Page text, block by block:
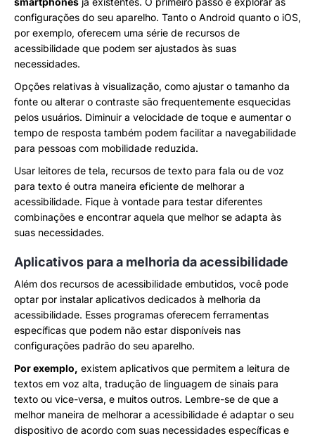
configurações do seu aparelho. Tanto o Android quanto o iOS,
por exemplo, oferecem uma série de recursos de
acessibilidade que podem ser ajustados às suas
necessidades.
Opções relativas à visualização, como ajustar o tamanho da
fonte ou alterar o contraste são frequentemente esquecidas
pelos usuários. Diminuir a velocidade de toque e aumentar o
tempo de resposta também podem facilitar a navegabilidade
para pessoas com mobilidade reduzida.
Usar leitores de tela, recursos de texto para fala ou de voz
para texto é outra maneira eficiente de melhorar a
acessibilidade. Fique à vontade para testar diferentes
combinações e encontrar aquela que melhor se adapta às
suas necessidades.
Aplicativos para a melhoria da acessibilidade
Além dos recursos de acessibilidade embutidos, você pode
optar por instalar aplicativos dedicados à melhoria da
acessibilidade. Esses programas oferecem ferramentas
específicas que podem não estar disponíveis nas
configurações padrão do seu aparelho.
Por exemplo, existem aplicativos que permitem a leitura de
textos em voz alta, tradução de linguagem de sinais para
texto ou vice-versa, e muitos outros. Lembre-se de que a
melhor maneira de melhorar a acessibilidade é adaptar o seu
dispositivo de acordo com suas necessidades específicas e